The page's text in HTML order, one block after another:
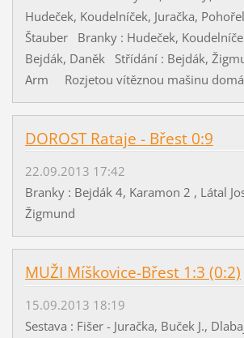
Hudeček, Koudelníček, Juračka,
Štauber Branky : Hudeček,
Bejdák, Daněk Střídání : Bejdák,
Arm Rozjetou vítěznou mašinu
DOROST Rataje - Břest 0:9
22.09.2013 17:42
Branky : Bejdák 4, Karamon 2 , Látal
Žigmund
MUŽI Míškovice-Břest 1:3 (0:2)
15.09.2013 18:19
Sestava : Fišer - Juračka, Buček J.,